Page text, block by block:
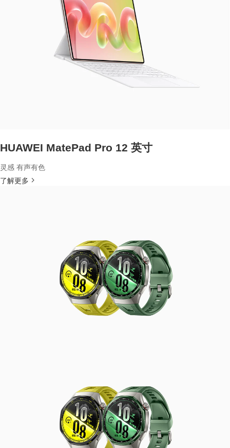
HUAWEI MatePad Pro 12 英寸
灵感 有声有色
了解更多